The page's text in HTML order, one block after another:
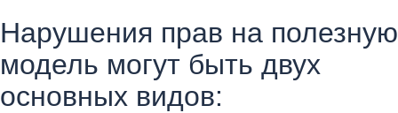
Нарушения прав на полезную
модель могут быть двух
основных видов: